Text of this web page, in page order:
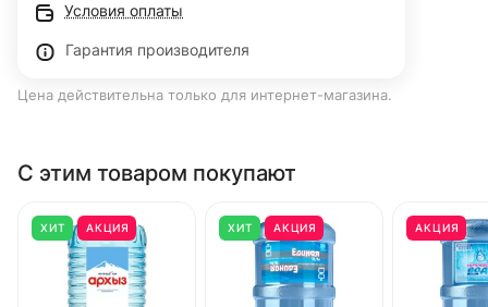
Условия оплаты
Гарантия производителя
Цена действительна только для интернет-магазина.
С этим товаром покупают
ХИТ АКЦИЯ ХИТ АКЦИЯ АКЦИЯ